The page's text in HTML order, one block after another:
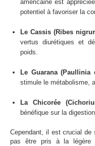
américaine est
potentiel à favoriser la
Le Cassis (Ribes
vertus diurétiques et
poids.
Le Guarana (Paullinia
stimule le métabolisme,
La Chicorée (
bénéfique sur la
Cependant, il est crucial de
pas être pris à la légère